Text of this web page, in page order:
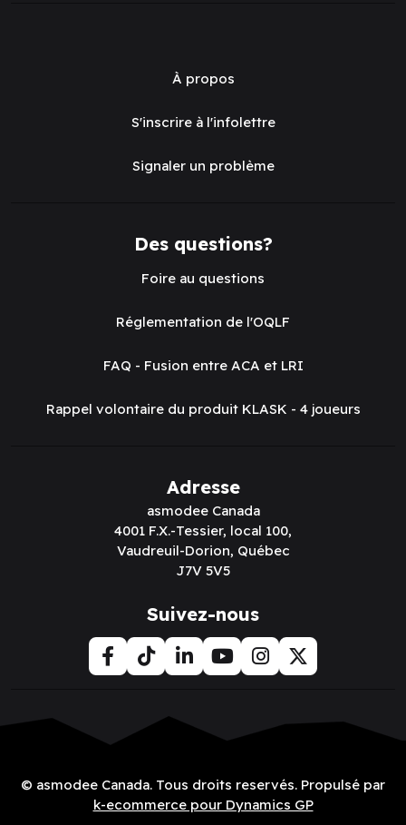
À propos
S'inscrire à l'infolettre
Signaler un problème
Des questions?
Foire au questions
Réglementation de l'OQLF
FAQ - Fusion entre ACA et LRI
Rappel volontaire du produit KLASK - 4 joueurs
Adresse
asmodee Canada
4001 F.X.-Tessier, local 100,
Vaudreuil-Dorion, Québec
J7V 5V5
Suivez-nous
© asmodee Canada. Tous droits reservés. Propulsé par
k-ecommerce pour Dynamics GP